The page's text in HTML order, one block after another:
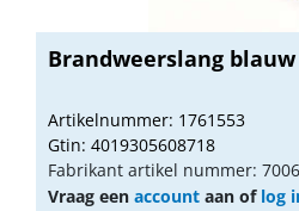
Brandweerslang
Artikelnummer: 1761553
Gtin: 4019305608718
Fabrikant artikel nummer:
Vraag een account aan of log